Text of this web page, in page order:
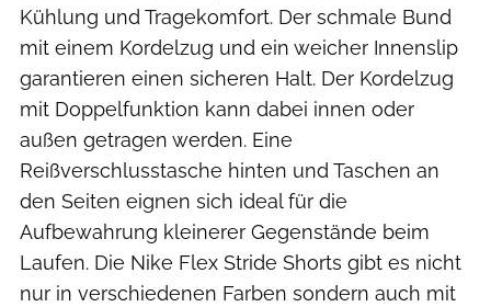
Kühlung und Tragekomfort. Der schmale Bund
mit einem Kordelzug und ein weicher Innenslip
garantieren einen sicheren Halt. Der Kordelzug
mit Doppelfunktion kann dabei innen oder
außen getragen werden. Eine
Reißverschlusstasche hinten und Taschen an
den Seiten eignen sich ideal für die
Aufbewahrung kleinerer Gegenstände beim
Laufen. Die Nike Flex Stride Shorts gibt es nicht
nur in verschiedenen Farben sondern auch mit